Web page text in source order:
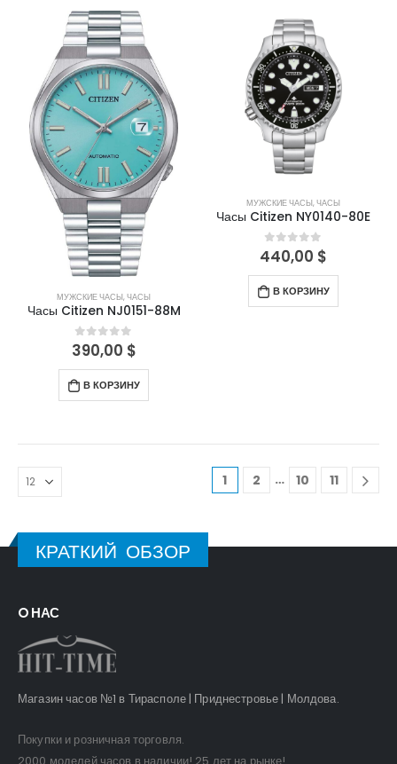
МУЖСКИЕ ЧАСЫ,ЧАСЫ
Часы Citizen NJ0151-88M
0out of 5
390,00 $
В КОРЗИНУ
МУЖСКИЕ ЧАСЫ,ЧАСЫ
Часы Citizen NY0140-80E
0 out of 5
440,00 $
В КОРЗИНУ
1 2 … 10 11
КРАТКИЙ ОБЗОР
O НАС
Магазин часов №1 в Тирасполе | Приднестровье | Молдова.
Покупки и розничная торговля.